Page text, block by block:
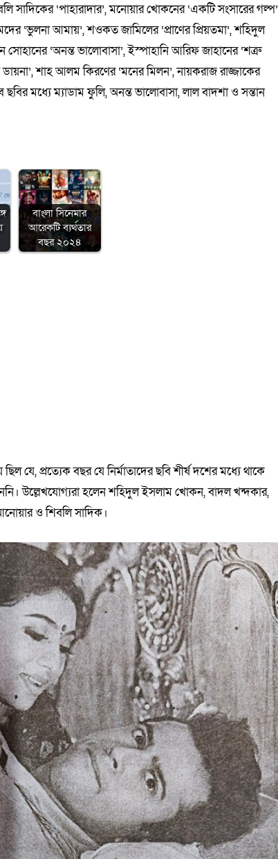
সাদিকের ‘পাহারাদার’, মনোয়ার খোকনের ‘একটি সংসারের
‘ভুলনা আমায়’, শওকত জামিলের ‘প্রাণের প্রিয়তমা’, শহিদুল
‘অনন্ত ভালোবাসা’, ইস্পাহানি আরিফ জাহানের ‘শত্রু
শাহ আলম কিরণের ‘মনের মিলন’, নায়করাজ রাজ্জাকের
মধ্যে ম্যাডাম ফুলি, অনন্ত ভালোবাসা, লাল বাদশা ও সন্তান
বাংলা সিনেমার
আরেকটি ব্যর্থতার
বছর ২০২৪
প্রত্যেক বছর যে নির্মাতাদের ছবি শীর্ষ দশের মধ্যে থাকে
উল্লেখযোগ্যরা হলেন শহিদুল ইসলাম খোকন, বাদল খন্দকার,
ও শিবলি সাদিক।